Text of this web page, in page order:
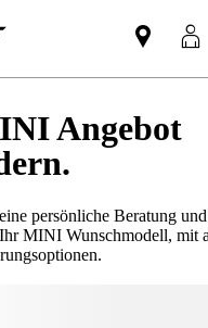
Angebot
persönliche Beratung
MINI Wunschmodell, mit